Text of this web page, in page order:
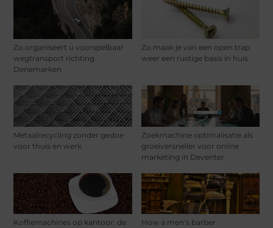
Zo organiseert u voorspelbaar
wegtransport richting
Denemarken
Zo maak je van een open trap
weer een rustige basis in huis
Metaalrecycling zonder gedoe
voor thuis en werk
Zoekmachine optimalisatie als
groeiversneller voor online
marketing in Deventer
Koffiemachines op kantoor: de
How a men’s barber